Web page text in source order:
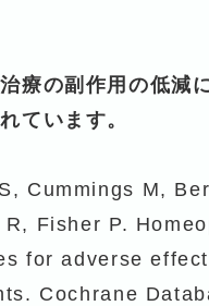
療の副作用の低減
ています。
Cummings M,
R, Fisher P.
for adverse
Cochrane